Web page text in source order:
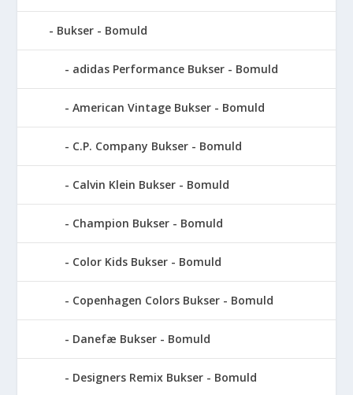
Bukser - Bomuld
adidas Performance Bukser - Bomuld
American Vintage Bukser - Bomuld
C.P. Company Bukser - Bomuld
Calvin Klein Bukser - Bomuld
Champion Bukser - Bomuld
Color Kids Bukser - Bomuld
Copenhagen Colors Bukser - Bomuld
Danefæ Bukser - Bomuld
Designers Remix Bukser - Bomuld